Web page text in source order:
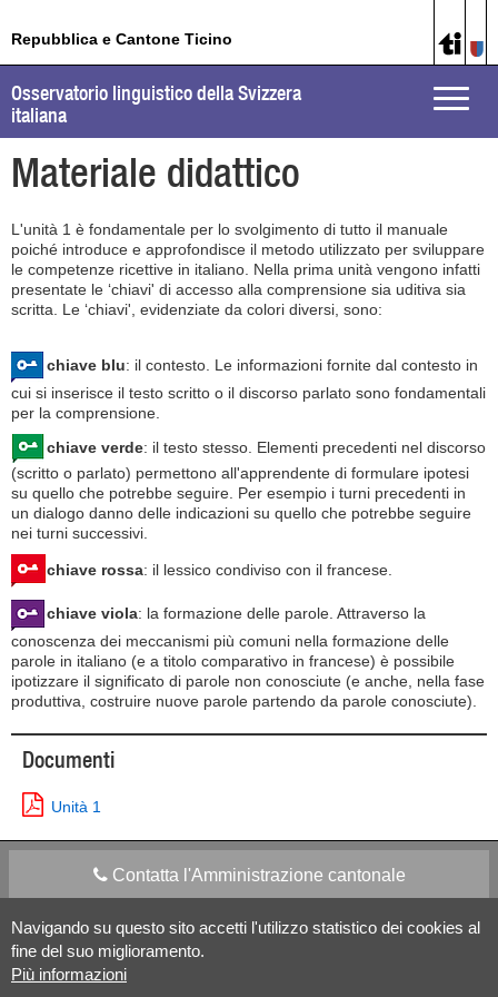
Navigando su questo sito accetti l'utilizzo statistico dei cookies al
fine del suo miglioramento.
Più informazioni
Repubblica e Cantone Ticino
Toggle
Osservatorio linguistico della Svizzera
italiana
Materiale didattico
L'unità 1 è fondamentale per lo svolgimento di tutto il manuale
poiché introduce e approfondisce il metodo utilizzato per sviluppare
le competenze ricettive in italiano. Nella prima unità vengono infatti
presentate le ‘chiavi' di accesso alla comprensione sia uditiva sia
scritta. Le ‘chiavi', evidenziate da colori diversi, sono:
chiave blu: il contesto. Le informazioni fornite dal contesto in
cui si inserisce il testo scritto o il discorso parlato sono fondamentali
per la comprensione.
chiave verde: il testo stesso. Elementi precedenti nel discorso
(scritto o parlato) permettono all'apprendente di formulare ipotesi
su quello che potrebbe seguire. Per esempio i turni precedenti in
un dialogo danno delle indicazioni su quello che potrebbe seguire
nei turni successivi.
chiave rossa: il lessico condiviso con il francese.
chiave viola: la formazione delle parole. Attraverso la
conoscenza dei meccanismi più comuni nella formazione delle
parole in italiano (e a titolo comparativo in francese) è possibile
ipotizzare il significato di parole non conosciute (e anche, nella fase
produttiva, costruire nuove parole partendo da parole conosciute).
Documenti
Unità 1
Contatta l'Amministrazione cantonale
Apps Mobile Social media